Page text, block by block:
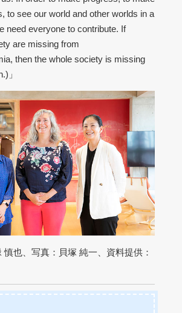
to see our world and other worlds in a
need everyone to contribute. If
are missing from
then the whole society is missing
」
慎也、写真：貝塚 純一、資料提供：